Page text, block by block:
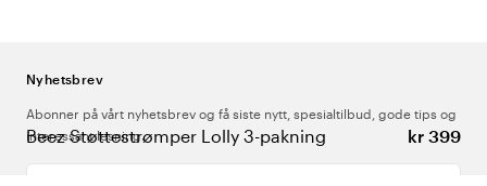
Beez Støttestrømper Lolly 3-pakning kr 399
Nyhetsbrev
Abonner på vårt nyhetsbrev og få siste nytt, spesialtilbud, gode tips og
interessant lesning.
Skriv inn din e-postadresse